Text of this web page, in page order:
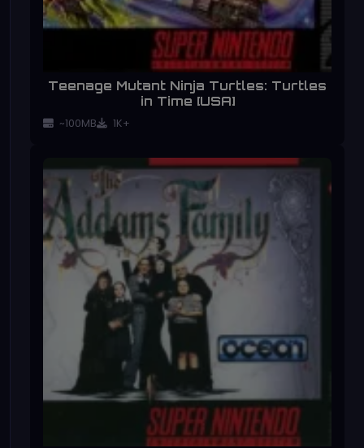
Teenage Mutant Ninja Turtles: Turtles
in Time [USA]
~100MB 1K+